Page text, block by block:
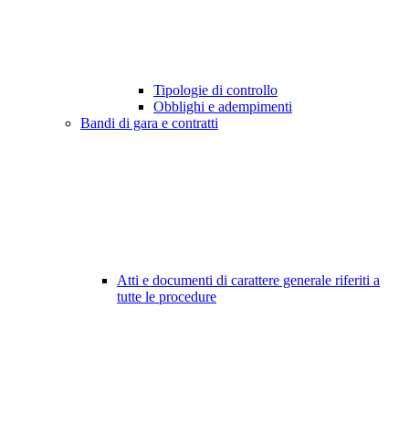
Tipologie di controllo
Obblighi e adempimenti
Bandi di gara e contratti
Atti e documenti di carattere generale riferiti a
tutte le procedure